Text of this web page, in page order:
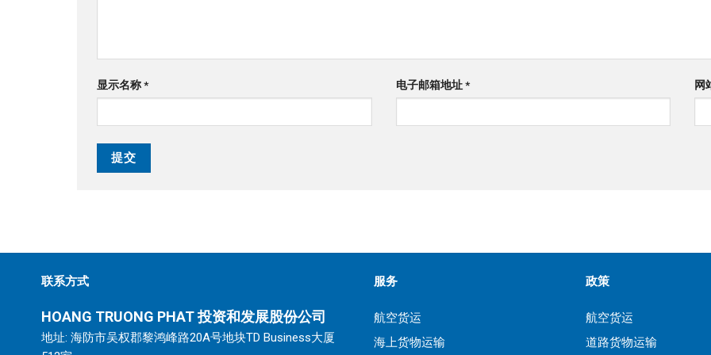
显示名称* 电子邮箱地址* 网
联系方式
HOANG TRUONG PHAT投资和发展股份公司
地址: 海防市吴权郡黎鸿峰路20A号地块TD Business大厦
服务
航空货运
海上货物运输
政策
航空货运
道路货物运输